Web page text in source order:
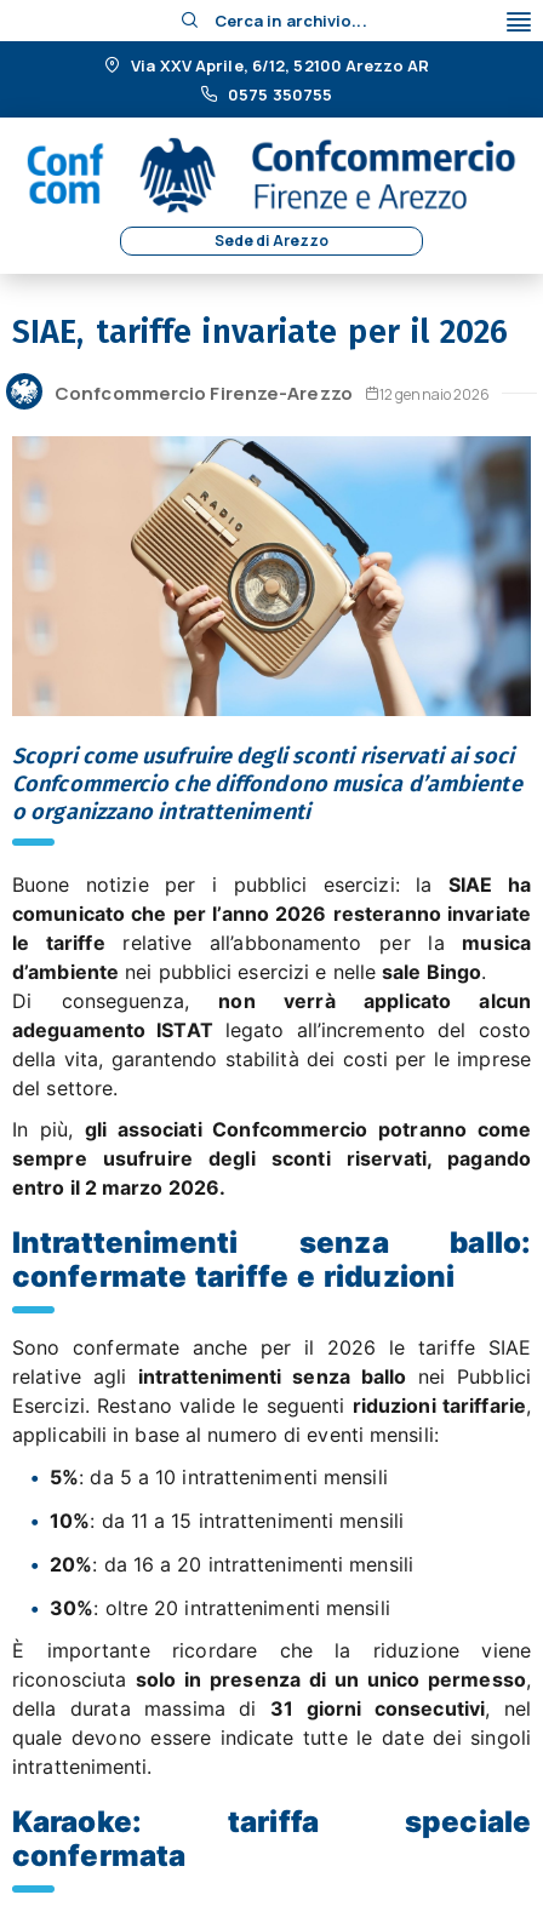
Cerca in archivio...
Via XXV Aprile, 6/12, 52100 Arezzo AR
0575 350755
Sede di Arezzo
SIAE, tariffe invariate per il 2026
Confcommercio Firenze-Arezzo 12 gennaio 2026
Scopri come usufruire degli sconti riservati ai soci
Confcommercio che diffondono musica d’ambiente
o organizzano intrattenimenti
Buone notizie per i pubblici esercizi: la SIAE ha
comunicato che per l’anno 2026 resteranno invariate
le tariffe relative all’abbonamento per la musica
d’ambiente nei pubblici esercizi e nellesale Bingo.
Di conseguenza, non verrà applicato alcun
adeguamento ISTATlegato all’incremento del costo
della vita, garantendo stabilità dei costi per le imprese
del settore.
In più, gli associati Confcommercio potranno come
sempre usufruire degli sconti riservati, pagando
entro il 2 marzo 2026.
Intrattenimenti senza ballo:
confermate tariffe e riduzioni
Sono confermate anche per il 2026 le tariffe SIAE
relative agli intrattenimenti senza ballo nei Pubblici
Esercizi. Restano valide le seguenti riduzioni tariffarie,
applicabili in base al numero di eventi mensili:
5%: da 5 a 10 intrattenimenti mensili
10%: da 11 a 15 intrattenimenti mensili
20%: da 16 a 20 intrattenimenti mensili
30%: oltre 20 intrattenimenti mensili
È importante ricordare che la riduzione viene
riconosciuta solo in presenza di un unico permesso,
della durata massima di 31 giorni consecutivi, nel
quale devono essere indicate tutte le date dei singoli
intrattenimenti.
Karaoke: tariffa speciale
confermata